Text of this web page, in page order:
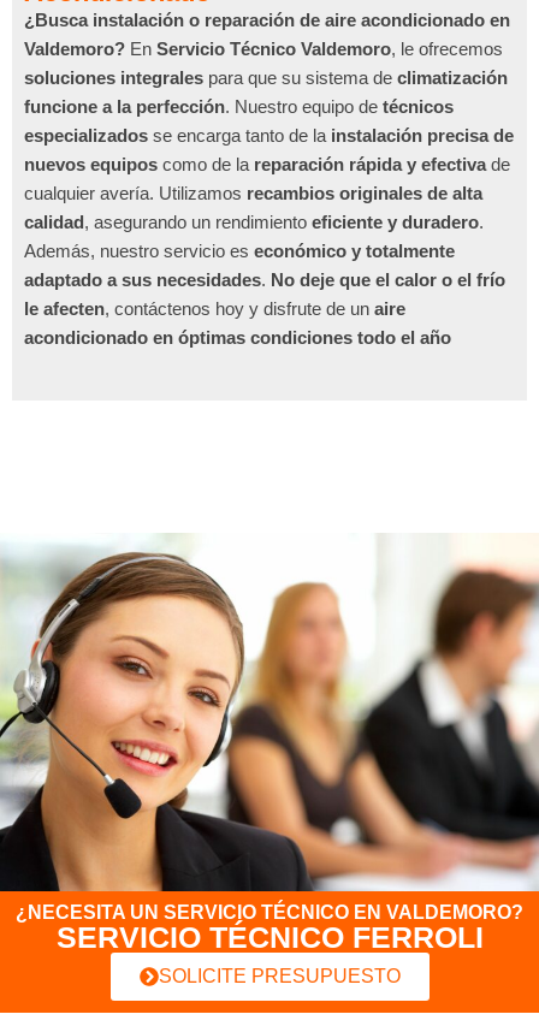
¿Busca instalación o reparación de aire acondicionado en
Valdemoro? En Servicio Técnico Valdemoro, le ofrecemos
soluciones integrales para que su sistema de climatización
funcione a la perfección. Nuestro equipo de técnicos
especializados se encarga tanto de la instalación precisa de
nuevos equipos como de la reparación rápida y efectivade
cualquier avería. Utilizamos recambios originales de alta
calidad, asegurando un rendimiento eficiente y duradero.
Además, nuestro servicio es económico y totalmente
adaptado a sus necesidades. No deje que el calor o el frío
le afecten, contáctenos hoy y disfrute de un aire
acondicionado en óptimas condiciones todo el año
¿NECESITA UN SERVICIO TÉCNICO EN VALDEMORO?
SERVICIO TÉCNICO FERROLI
SOLICITE PRESUPUESTO